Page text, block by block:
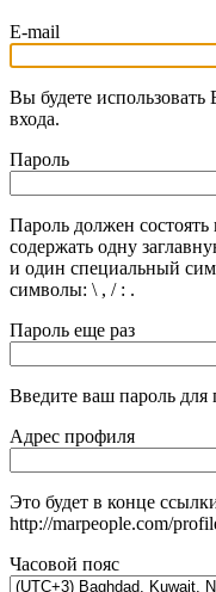
E-mail
Вы будете
входа.
Пароль
Пароль должен
содержать одну
и один специальный
символы: \ , / : .
Пароль еще раз
Введите ваш пароль для
Адрес профиля
Это будет в конце
http://marpeople.com/
Часовой пояс